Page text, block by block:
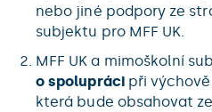
nebo jiné podpory ze
subjektu pro MFF UK.
MFF UK a mimoškolní
o spoluprácipři
která bude obsahovat